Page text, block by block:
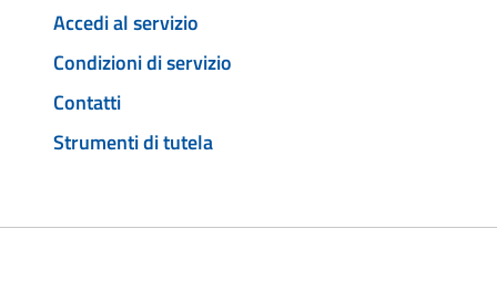
Accedi al servizio
Condizioni di servizio
Contatti
Strumenti di tutela